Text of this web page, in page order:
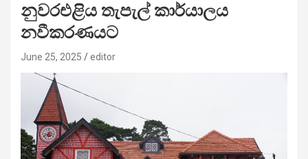
නුවරඑළිය තැපැල් කාර්යාලය
නවීකරණයට
June 25, 2025 editor